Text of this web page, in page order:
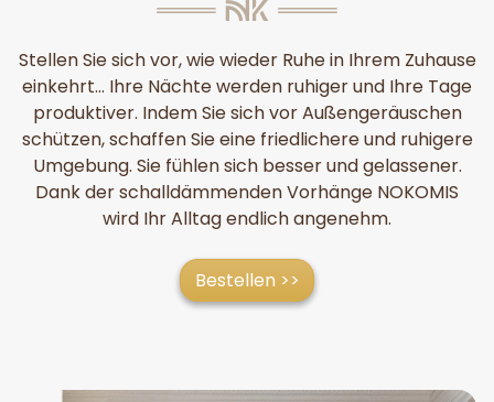
Stellen Sie sich vor, wie wieder Ruhe in Ihrem Zuhause
einkehrt... Ihre Nächte werden ruhiger und Ihre Tage
produktiver. Indem Sie sich vor Außengeräuschen
schützen, schaffen Sie eine friedlichere und ruhigere
Umgebung. Sie fühlen sich besser und gelassener.
Dank der schalldämmenden Vorhänge NOKOMIS
wird Ihr Alltag endlich angenehm.
Bestellen >>